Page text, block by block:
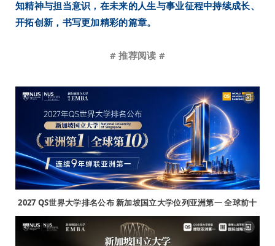
知精神与担当意识，在未来的人生与事业征程中持续成长、
开拓创新，书写更加精彩的篇章。
# 推荐阅读 #
2027 QS世界大学排名公布 新加坡国立大学位列亚洲第一 全球前十